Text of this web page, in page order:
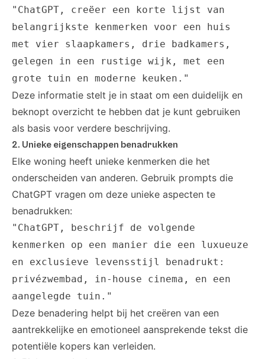
"ChatGPT, creëer een korte lijst van
belangrijkste kenmerken voor een huis
met vier slaapkamers, drie badkamers,
gelegen in een rustige wijk, met een
grote tuin en moderne keuken."
Deze informatie stelt je in staat om een duidelijk en
beknopt overzicht te hebben dat je kunt gebruiken
als basis voor verdere beschrijving.
2. Unieke eigenschappen benadrukken
Elke woning heeft unieke kenmerken die het
onderscheiden van anderen. Gebruik prompts die
ChatGPT vragen om deze unieke aspecten te
benadrukken:
"ChatGPT, beschrijf de volgende
kenmerken op een manier die een luxueuze
en exclusieve levensstijl benadrukt:
privézwembad, in-house cinema, en een
aangelegde tuin."
Deze benadering helpt bij het creëren van een
aantrekkelijke en emotioneel aansprekende tekst die
potentiële kopers kan verleiden.